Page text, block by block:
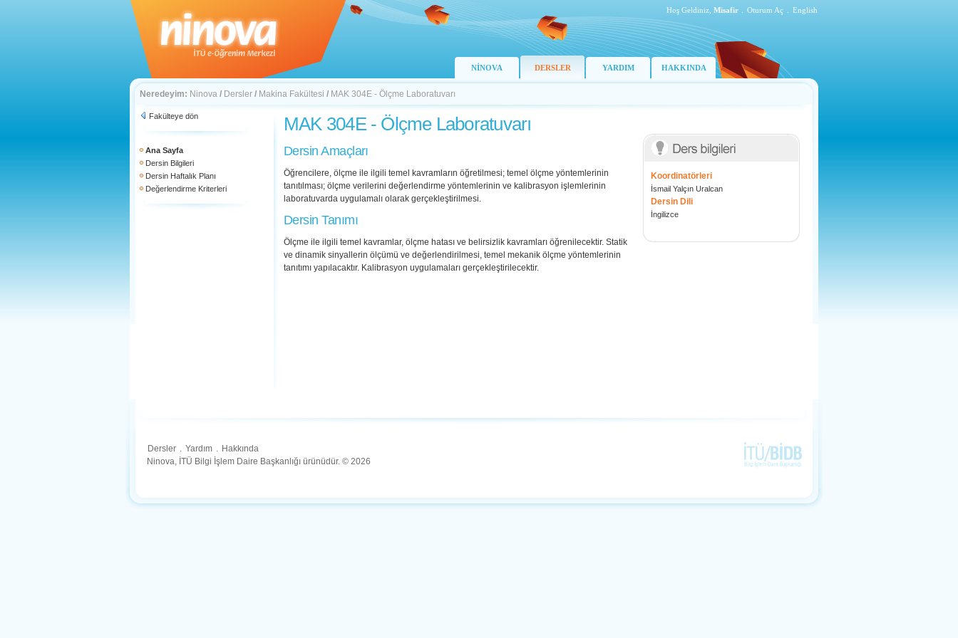
Hoş Geldiniz, Misafir Oturum Aç English
NİNOVA DERSLER YARDIM HAKKINDA
Neredeyim: Ninova / Dersler / Makina Fakültesi / MAK 304E - Ölçme Laboratuvarı
Fakülteye dön
Ana Sayfa
Dersin Bilgileri
Dersin Haftalık Planı
Değerlendirme Kriterleri
MAK 304E - Ölçme Laboratuvarı
Dersin Amaçları
Öğrencilere, ölçme ile ilgili temel kavramların öğretilmesi; temel ölçme yöntemlerinin
tanıtılması; ölçme verilerini değerlendirme yöntemlerinin ve kalibrasyon işlemlerinin
laboratuvarda uygulamalı olarak gerçekleştirilmesi.
Dersin Tanımı
Ölçme ile ilgili temel kavramlar, ölçme hatası ve belirsizlik kavramları öğrenilecektir. Statik
ve dinamik sinyallerin ölçümü ve değerlendirilmesi, temel mekanik ölçme yöntemlerinin
tanıtımı yapılacaktır. Kalibrasyon uygulamaları gerçekleştirilecektir.
Koordinatörleri
İsmail Yalçın Uralcan
Dersin Dili
İngilizce
Dersler . Yardım . Hakkında
Ninova, İTÜ Bilgi İşlem Daire Başkanlığı ürünüdür. © 2026